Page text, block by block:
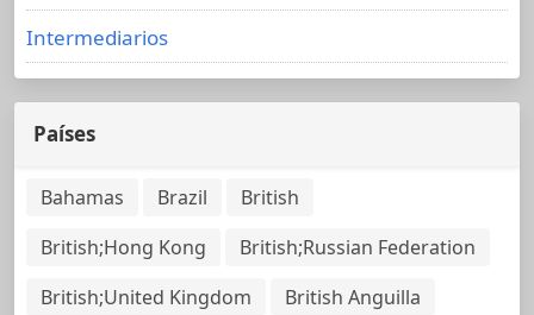
Intermediarios
Países
Bahamas Brazil
British
British;Hong Kong
British;Russian Federation
British;United Kingdom
British Anguilla